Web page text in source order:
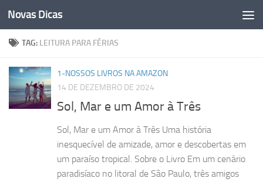
Skip to content
Novas Dicas
TAG: LEITURA PARA FÉRIAS
1-NOSSOS LIVROS NA AMAZON
14 DE DEZEMBRO DE 2024
Sol, Mar e um Amor à Três
Sol, Mar e um Amor à Três Uma história
inesquecível de amizade, amor e descobertas em
um paraíso tropical. Sobre o Livro Em um cenário
paradisíaco no litoral de São Paulo, três amigos